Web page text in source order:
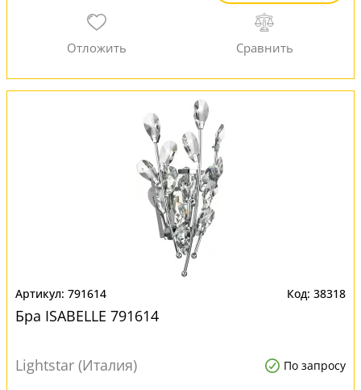
791614 38318
Бра ISABELLE 791614
Lightstar (Италия) По запросу